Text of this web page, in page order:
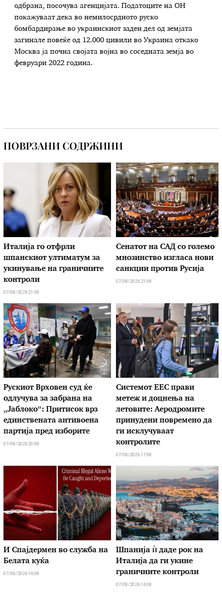
одбрана, посочува агенцијата. Податоците на ОН
покажуваат дека во немилосрдното руско
бомбардирање во украинскиот заден дел од земјата
загинале повеќе од 12.000 цивили во Украина откако
Москва ја почна својата војна во соседната земја во
февруари 2022 година.
ПОВРЗАНИ СОДРЖИНИ
Италија го отфрли
шпанскиот ултиматум за
укинување на граничните
контроли
07/08/2026 21:08
Сенатот на САД со големо
мнозинство изгласа нови
санкции против Русија
07/08/2026 21:08
Рускиот Врховен суд ќе
одлучува за забрана на
„Јаблоко“: Притисок врз
единствената антивоена
партија пред изборите
07/08/2026 20:08
Системот ЕЕС прави
метеж и доцнења на
летовите: Аеродромите
принудени повремено да
ги исклучуваат
контролите
07/08/2026 17:08
И Спајдермен во служба на
Белата куќа
07/08/2026 16:08
Шпанија ѝ даде рок на
Италија да ги укине
граничните контроли
07/08/2026 16:08